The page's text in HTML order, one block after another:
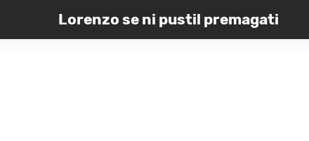
Lorenzo se ni pustil premagati